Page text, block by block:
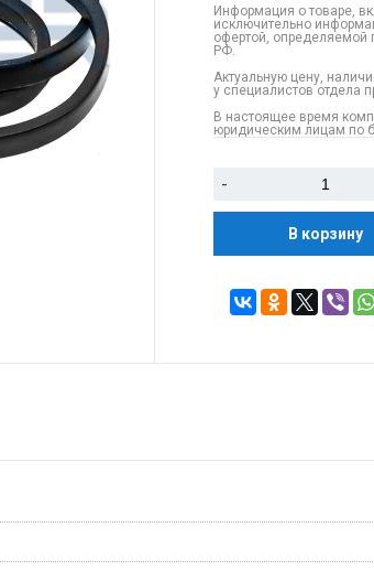
Информация о товаре,
исключительно
офертой, определяемой
РФ.
Актуальную цену,
у специалистов отдела
В настоящее время
юридическим лицам по
-
В корзину